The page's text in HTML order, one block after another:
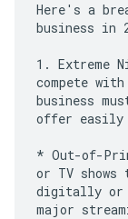
Here's a
business in
1. Extreme
compete
business
offer
* Out-of-
or TV shows
digitally or
major